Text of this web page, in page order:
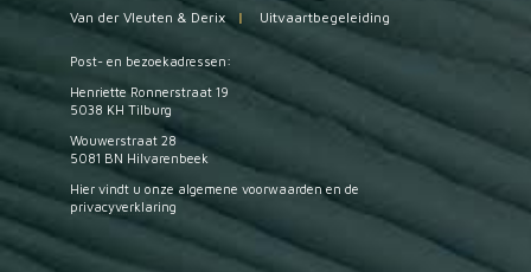
Van der Vleuten & Derix | Uitvaartbegeleiding
Post- en bezoekadressen:
Henriette Ronnerstraat 19
5038 KH Tilburg
Wouwerstraat 28
5081 BN Hilvarenbeek
Hier vindt u onze algemene voorwaarden en de
privacyverklaring